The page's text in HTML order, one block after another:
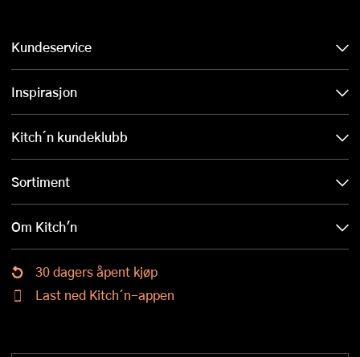
Kundeservice
Inspirasjon
Kitch´n kundeklubb
Sortiment
Om Kitch'n
30 dagers åpent kjøp
Last ned Kitch´n-appen